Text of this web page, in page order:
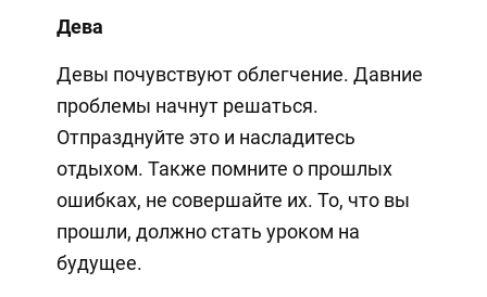
Дева
Девы почувствуют облегчение. Давние
проблемы начнут решаться.
Отпразднуйте это и насладитесь
отдыхом. Также помните о прошлых
ошибках, не совершайте их. То, что вы
прошли, должно стать уроком на
будущее.